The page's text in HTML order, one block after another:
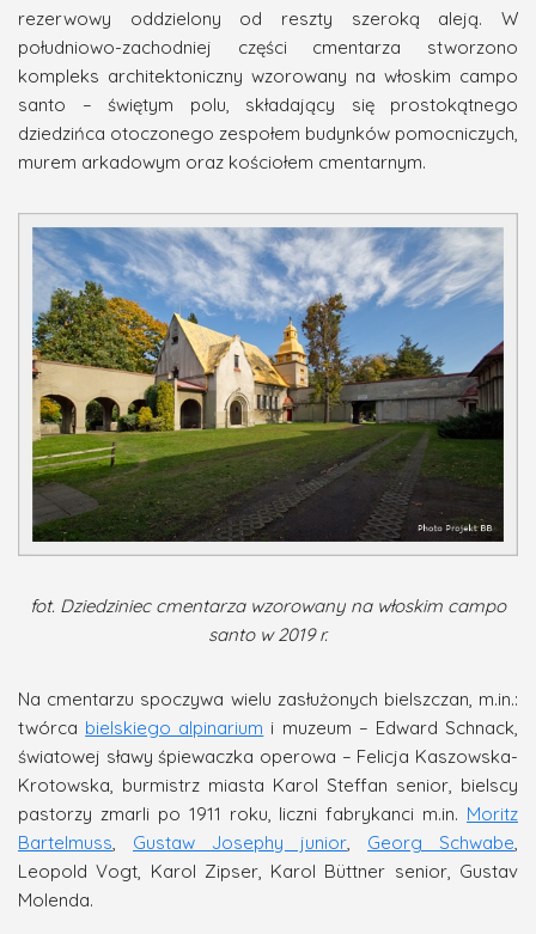
rezerwowy oddzielony od reszty szeroką aleją. W
południowo-zachodniej części cmentarza stworzono
kompleks architektoniczny wzorowany na włoskim campo
santo – świętym polu, składający się prostokątnego
dziedzińca otoczonego zespołem budynków pomocniczych,
murem arkadowym oraz kościołem cmentarnym.
fot. Dziedziniec cmentarza wzorowany na włoskim campo
santo w 2019 r.
Na cmentarzu spoczywa wielu zasłużonych bielszczan, m.in.:
twórca bielskiego alpinarium i muzeum – Edward Schnack,
światowej sławy śpiewaczka operowa – Felicja Kaszowska-
Krotowska, burmistrz miasta Karol Steffan senior, bielscy
pastorzy zmarli po 1911 roku, liczni fabrykanci m.in. Moritz
Bartelmuss
Gustaw Josephy junior Georg Schwabe
Leopold Vogt, Karol Zipser, Karol Büttner senior, Gustav
Molenda.